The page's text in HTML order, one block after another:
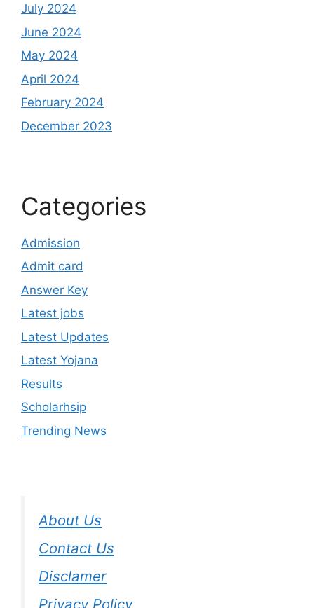
July 2024
June 2024
May 2024
April 2024
February 2024
December 2023
Categories
Admission
Admit card
Answer Key
Latest jobs
Latest Updates
Latest Yojana
Results
Scholarhsip
Trending News
About Us
Contact Us
Disclamer
Privacy Policy